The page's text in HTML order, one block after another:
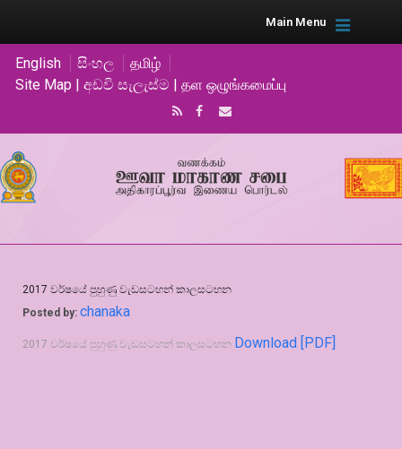
Main Menu
English සිංහල
தமிழ்
Site Map | අඩවි සැලැස්ම | தள ஒழுங்கமைப்பு
2017 වර්ෂයේ පුහුණු වැඩසටහන් කාලසටහන
Posted by: chanaka
2017 වර්ෂයේ පුහුණු වැඩසටහන් කාලසටහන Download [PDF]